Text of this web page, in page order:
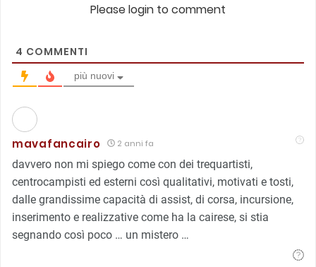
Please login to comment
4 COMMENTI
più nuovi
mavafancairo 2 anni fa
davvero non mi spiego come con dei trequartisti,
centrocampisti ed esterni così qualitativi, motivati e tosti,
dalle grandissime capacità di assist, di corsa, incursione,
inserimento e realizzative come ha la cairese, si stia
segnando così poco … un mistero …